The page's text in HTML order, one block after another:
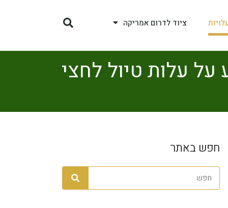
ציוד לדרום אמריקה
עלות טיול לחצי
חפש באתר